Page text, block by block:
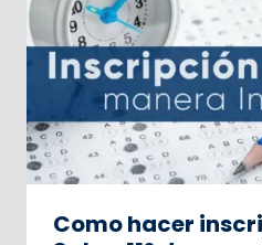
Como hacer